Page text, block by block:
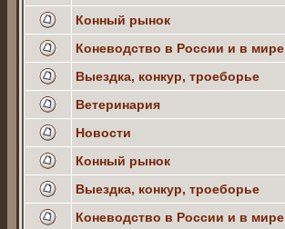
Конный рынок
Коневодство в России и в мире
Выездка, конкур, троеборье
Ветеринария
Новости
Конный рынок
Выездка, конкур, троеборье
Коневодство в России и в мире